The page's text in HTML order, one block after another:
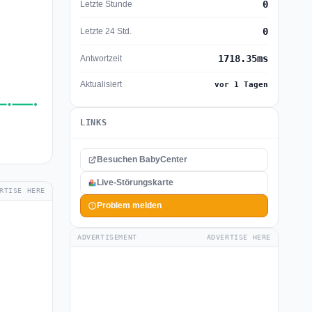
HERE
Letzte Stunde 0
Letzte 24 Std. 0
Antwortzeit 1718.35ms
Aktualisiert vor 1 Tagen
LINKS
Besuchen BabyCenter
Live-Störungskarte
Problem melden
ADVERTISEMENT ADVERTISE HERE